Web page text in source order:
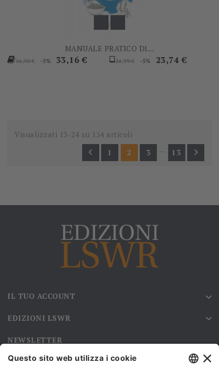
MANUALE PRATICO DI...
Prezzo
34,90 € -5% Prezzo
33,16 €
Prezzo
24,99 € -5% Prezzo
23,74 €
Visualizzati 13-24 su 154 articoli
 1 2 3 … 13 
IL TUO ACCOUNT 
EDIZIONI LSWR 
NEWSLETTER
Iscriviti alla nostra newsletter e rimani sempre aggiornato sulle